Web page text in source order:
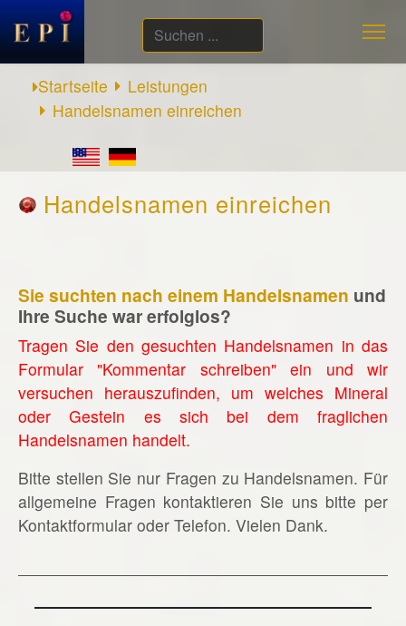
Suchen
...
Startseite
Leistungen
Handelsnamen einreichen
Handelsnamen einreichen
Sie suchten nach einem Handelsnamen und
Ihre Suche war erfolglos?
Tragen Sie den gesuchten Handelsnamen in das
Formular "Kommentar schreiben" ein und wir
versuchen herauszufinden, um welches Mineral
oder Gestein es sich bei dem fraglichen
Handelsnamen handelt.
Bitte stellen Sie nur Fragen zu Handelsnamen. Für
allgemeine Fragen kontaktieren Sie uns bitte per
Kontaktformular oder Telefon. Vielen Dank.